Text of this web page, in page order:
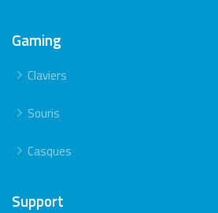
Gaming
Claviers
Souris
Casques
Support